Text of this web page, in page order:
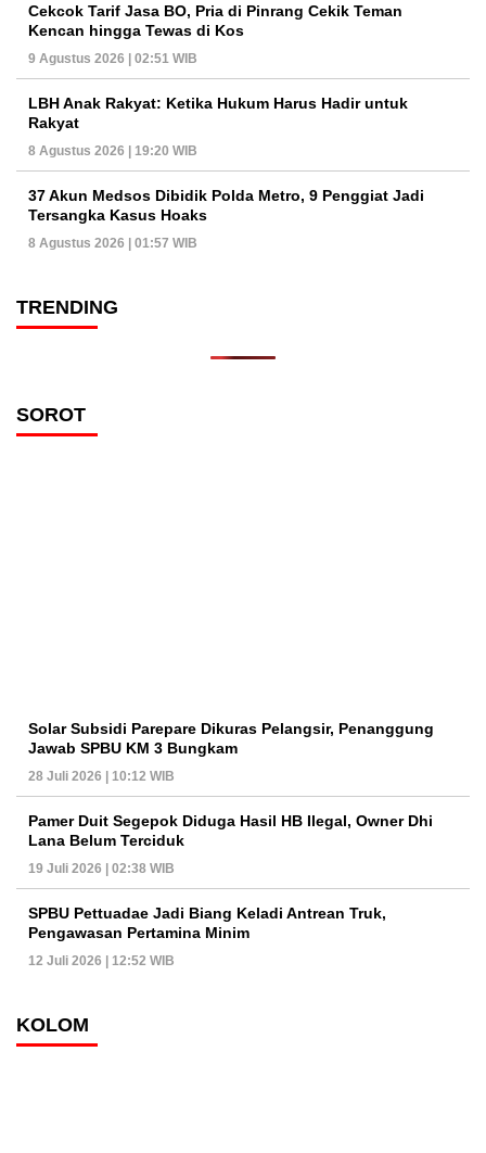
Cekcok Tarif Jasa BO, Pria di Pinrang Cekik Teman
Kencan hingga Tewas di Kos
9 Agustus 2026 | 02:51 WIB
LBH Anak Rakyat: Ketika Hukum Harus Hadir untuk
Rakyat
8 Agustus 2026 | 19:20 WIB
37 Akun Medsos Dibidik Polda Metro, 9 Penggiat Jadi
Tersangka Kasus Hoaks
8 Agustus 2026 | 01:57 WIB
TRENDING
SOROT
Solar Subsidi Parepare Dikuras Pelangsir, Penanggung
Jawab SPBU KM 3 Bungkam
28 Juli 2026 | 10:12 WIB
Pamer Duit Segepok Diduga Hasil HB Ilegal, Owner Dhi
Lana Belum Terciduk
19 Juli 2026 | 02:38 WIB
SPBU Pettuadae Jadi Biang Keladi Antrean Truk,
Pengawasan Pertamina Minim
12 Juli 2026 | 12:52 WIB
KOLOM